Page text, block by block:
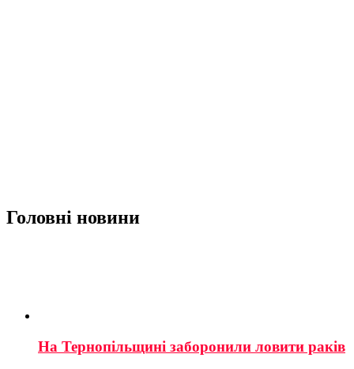
Головні новини
На Тернопільщині заборонили ловити раків